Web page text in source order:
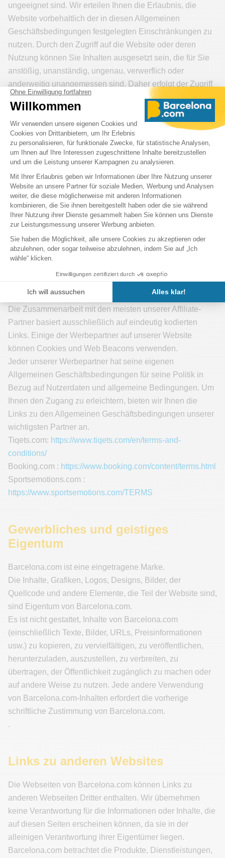
ungeeignet sind. Wir erteilen Ihnen die Erlaubnis, die
Website vorbehaltlich der in diesen Allgemeinen
Geschäftsbedingungen festgelegten Einschränkungen zu
nutzen. Durch den Zugriff auf die Website oder deren
Nutzung können Sie Inhalten ausgesetzt sein, die für Sie
anstößig, unanständig, ungenau, verwerflich oder
anderweitig unangemessen sind. Daher erfolgt der Zugriff
auf die Website und ihre Nutzung auf eigene Gefahr.
Wenn Sie nicht damit einverstanden sind, an alle
folgenden Bedingungen und Konditionen rechtlich
gebunden zu sein, sollten Sie nicht auf Barcelona.com
zugreifen und/oder diese nutzen.
Anwendbare Regeln
Die Allgemeinen Geschäftsbedingungen unterliegen den
Bestimmungen von Artikel 13 des Gesetzes 15/2003 über
den Schutz personenbezogener Daten vom 18. Dezember
der Regierung von Andorra.
Partnerdienste
Die Zusammenarbeit mit den meisten unserer Affiliate-
Partner basiert ausschließlich auf eindeutig kodierten
Links. Einige der Werbepartner auf unserer Website
können Cookies und Web Beacons verwenden.
Jeder unserer Werbepartner hat seine eigenen
Allgemeinen Geschäftsbedingungen für seine Politik in
Bezug auf Nutzerdaten und allgemeine Bedingungen. Um
Ihnen den Zugang zu erleichtern, bieten wir Ihnen die
Links zu den Allgemeinen Geschäftsbedingungen unserer
wichtigsten Partner an.
Tiqets.com: https://www.tiqets.com/en/terms-and-
conditions/
Booking.com : https://www.booking.com/content/terms.html
Sportsemotions.com :
https://www.sportsemotions.com/TERMS
Gewerbliches und geistiges
Eigentum
Barcelona.com ist eine eingetragene Marke.
Die Inhalte, Grafiken, Logos, Designs, Bilder, der
Quellcode und andere Elemente, die Teil der Website sind,
sind Eigentum von Barcelona.com.
Es ist nicht gestattet, Inhalte von Barcelona.com
(einschließlich Texte, Bilder, URLs, Preisinformationen
usw.) zu kopieren, zu vervielfältigen, zu veröffentlichen,
herunterzuladen, auszustellen, zu verbreiten, zu
übertragen, der Öffentlichkeit zugänglich zu machen oder
auf andere Weise zu nutzen. Jede andere Verwendung
von Barcelona.com-Inhalten erfordert die vorherige
schriftliche Zustimmung von Barcelona.com.
.
Links zu anderen Websites
Die Webseiten von Barcelona.com können Links zu
anderen Webseiten Dritter enthalten. Wir übernehmen
keine Verantwortung für die Informationen oder Inhalte, die
auf diesen Seiten erscheinen können, da sie in der
alleinigen Verantwortung ihrer Eigentümer liegen.
Barcelona.com betrachtet die Produkte, Dienstleistungen,